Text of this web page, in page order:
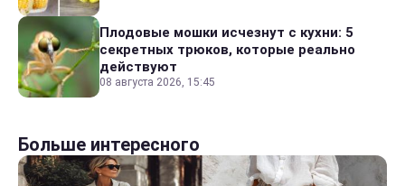
Плодовые мошки исчезнут с кухни: 5
секретных трюков, которые реально
действуют
08 августа 2026, 15:45
Больше интересного